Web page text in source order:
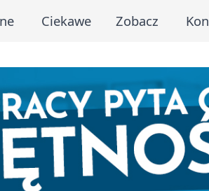
Ciekawe Zobacz